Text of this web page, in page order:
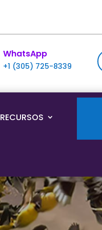
WhatsApp
+1 (305) 725-8339
RECURSOS